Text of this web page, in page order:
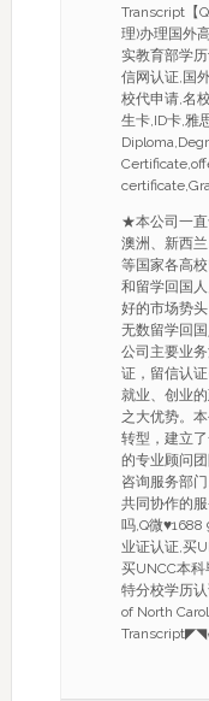
Transcript【
理)办理国外
实教育部学
信网认证,国
校代申请,名
生卡,ID卡,雅
★本公司一直
澳洲、新西
等国家各高
和留学回国
好的市场势
无数留学回
公司主要业
证，留信认
就业、创业
之大优势。
转型，建立
的专业顾问
咨询服务部
共同协作的
吗,Q微♥1688
业证认证,买
买UNCC本
特分校学历
of North